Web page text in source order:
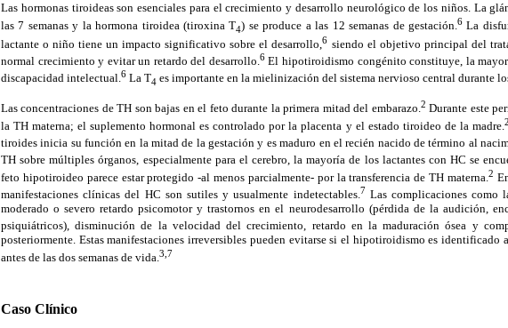
Las hormonas tiroideas son esenciales para el crecimiento y desarrollo neurológico de los niños. La
las 7 semanas y la hormona tiroidea (tiroxina T4) se produce a las 12 semanas de gestación. 6La
lactante o niño tiene un impacto significativo sobre el desarrollo,6 siendo el objetivo principal del
normal crecimiento y evitar un retardo del desarrollo. 6El hipotiroidismo congénito constituye, la
discapacidad intelectual.6 La T4 es importante en la mielinización del sistema nervioso central durante
Las concentraciones de TH son bajas en el feto durante la primera mitad del embarazo.2 Durante este
la TH materna; el suplemento hormonal es controlado por la placenta y el estado tiroideo de la madre. 2
tiroides inicia su función en la mitad de la gestación y es maduro en el recién nacido de término al
TH sobre múltiples órganos, especialmente para el cerebro, la mayoría de los lactantes con HC se
feto hipotiroideo parece estar protegido -al menos parcialmente- por la transferencia de TH materna. 2
manifestaciones clínicas del HC son sutiles y usualmente indetectables. 7 Las complicaciones como
moderado o severo retardo psicomotor y trastornos en el neurodesarrollo (pérdida de la audición,
psiquiátricos), disminución de la velocidad del crecimiento, retardo en la maduración ósea y
posteriormente. Estas manifestaciones irreversibles pueden evitarse si el hipotiroidismo es identificado
antes de las dos semanas de vida. 3,7
Caso Clínico